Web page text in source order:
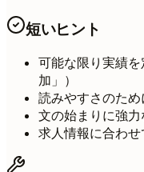
短いヒント
可能な限り実績
加」）
読みやすさのた
文の始まりに強
求人情報に合わ